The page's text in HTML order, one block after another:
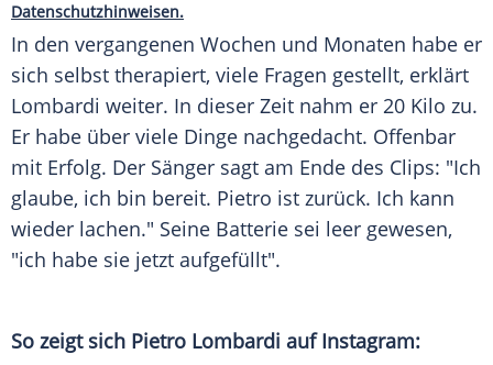
Datenschutzhinweisen.
In den vergangenen Wochen und Monaten habe er
sich selbst therapiert, viele Fragen gestellt, erklärt
Lombardi weiter. In dieser Zeit nahm er 20 Kilo zu.
Er habe über viele Dinge nachgedacht. Offenbar
mit Erfolg. Der Sänger sagt am Ende des Clips: "Ich
glaube, ich bin bereit. Pietro ist zurück. Ich kann
wieder lachen." Seine Batterie sei leer gewesen,
"ich habe sie jetzt aufgefüllt".
So zeigt sich Pietro Lombardi auf Instagram: